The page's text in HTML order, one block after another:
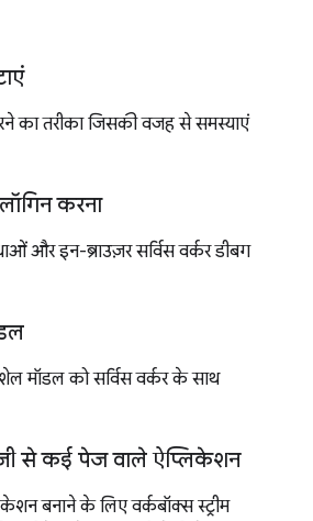
का तरीका जिसकी वजह से समस्याएं
करना
और इन-ब्राउज़र सर्विस वर्कर डीबग
मॉडल को सर्विस वर्कर के साथ
से कई पेज वाले ऐप्लिकेशन
बनाने के लिए वर्कबॉक्स स्ट्रीम